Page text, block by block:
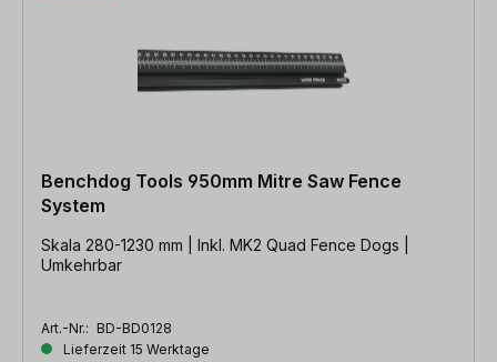
Benchdog Tools 950mm Mitre Saw Fence
System
Skala 280-1230 mm | Inkl. MK2 Quad Fence Dogs |
Umkehrbar
Art.-Nr.: BD-BD0128
Lieferzeit 15 Werktage